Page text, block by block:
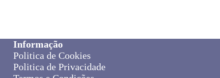
Informação
Politica de Cookies
Politica de Privacidade